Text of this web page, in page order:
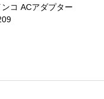
ンコ ACアダプター